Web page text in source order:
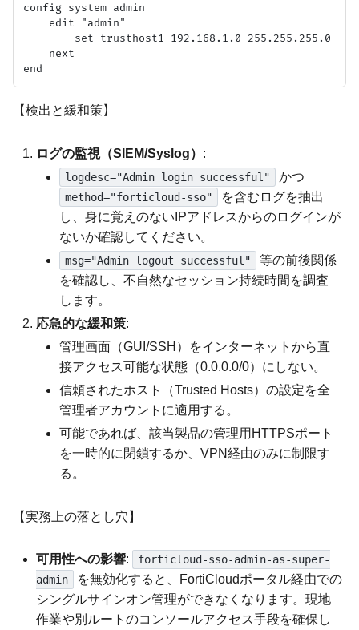
config system admin
    edit "admin"
        set trusthost1 192.168.1.0 255.255.255.0
    next
【検出と緩和策】
ログの監視（SIEM/Syslog） :
logdesc="Admin login successful" かつ
method="forticloud-sso"
を含むログを抽出
し、身に覚えのないIPアドレスからのログインが
ないか確認してください。
msg="Admin logout successful"
等の前後関係
を確認し、不自然なセッション持続時間を調査
します。
応急的な緩和策:
管理画面（GUI/SSH）をインターネットから直
接アクセス可能な状態（0.0.0.0/0）にしない。
信頼されたホスト（Trusted Hosts）の設定を全
管理者アカウントに適用する。
可能であれば、該当製品の管理用HTTPSポート
を一時的に閉鎖するか、VPN経由のみに制限す
る。
【実務上の落とし穴】
可用性への影響:
forticloud-sso-admin-as-super-
admin
を無効化すると、FortiCloudポータル経由での
シングルサインオン管理ができなくなります。現地
作業や別ルートのコンソールアクセス手段を確保し